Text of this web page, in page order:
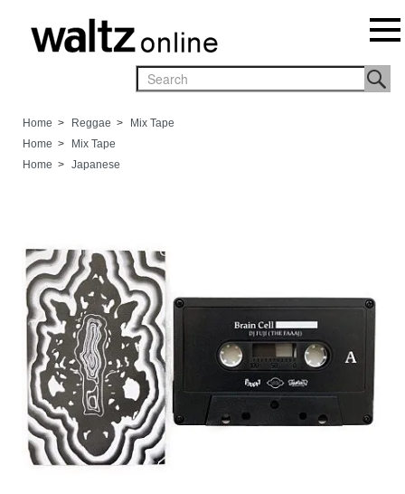
Home > Reggae >
Mix Tape
Home >
Mix Tape
Home > Japanese